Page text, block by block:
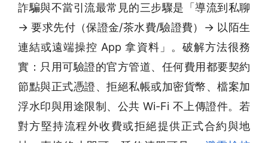
詐騙與不當引流最常見的三步驟是「導流到私聊
→ 要求先付（保證金/茶水費/驗證費）→ 以陌生
連結或遠端操控 App 拿資料」。破解方法很務
實：只用可驗證的官方管道、任何費用都要契約
節點與正式憑證、拒絕私帳或加密貨幣、檔案加
浮水印與用途限制、公共 Wi-Fi 不上傳證件。若
對方堅持流程外收費或拒絕提供正式合約與地